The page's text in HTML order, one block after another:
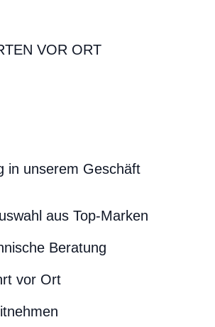
VOR ORT
in unserem Geschäft
aus Top-Marken
Beratung
vor Ort